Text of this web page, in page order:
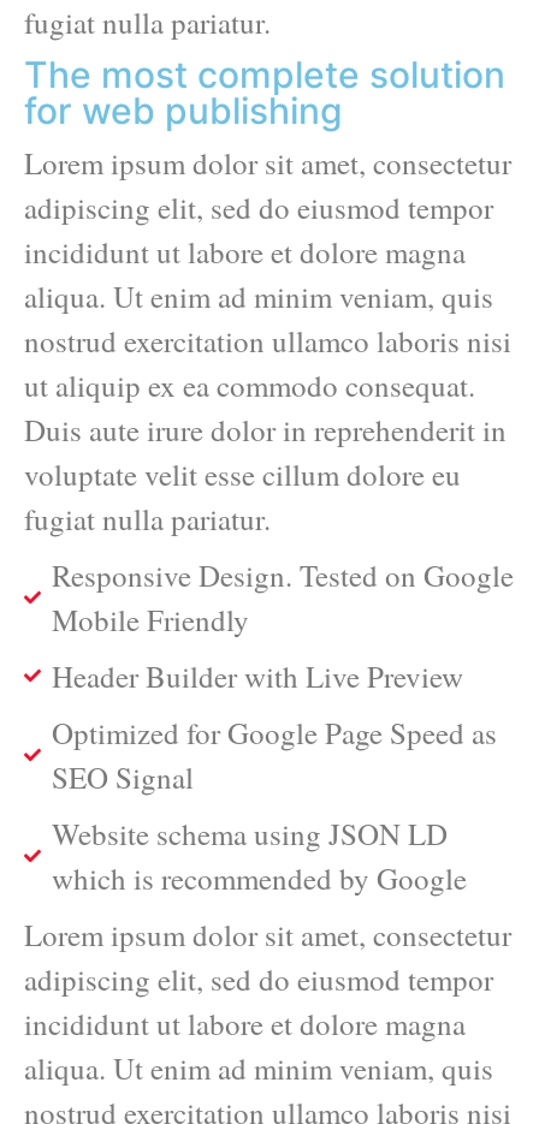
fugiat nulla pariatur.
The most complete solution
for web publishing
Lorem ipsum dolor sit amet, consectetur
adipiscing elit, sed do eiusmod tempor
incididunt ut labore et dolore magna
aliqua. Ut enim ad minim veniam, quis
nostrud exercitation ullamco laboris nisi
ut aliquip ex ea commodo consequat.
Duis aute irure dolor in reprehenderit in
voluptate velit esse cillum dolore eu
fugiat nulla pariatur.
Responsive Design. Tested on Google
Mobile Friendly
Header Builder with Live Preview
Optimized for Google Page Speed as
SEO Signal
Website schema using JSON LD
which is recommended by Google
Lorem ipsum dolor sit amet, consectetur
adipiscing elit, sed do eiusmod tempor
incididunt ut labore et dolore magna
aliqua. Ut enim ad minim veniam, quis
nostrud exercitation ullamco laboris nisi